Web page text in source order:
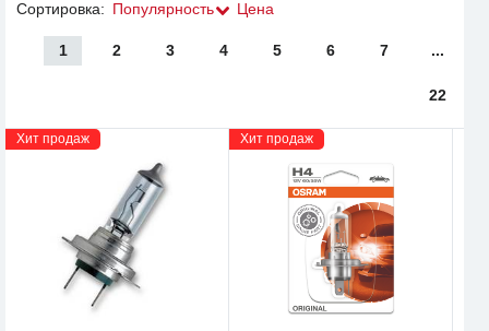
Сортировка: Популярность Цена
1 2 3 4 5 6 7 ...
22
Хит продаж Хит продаж